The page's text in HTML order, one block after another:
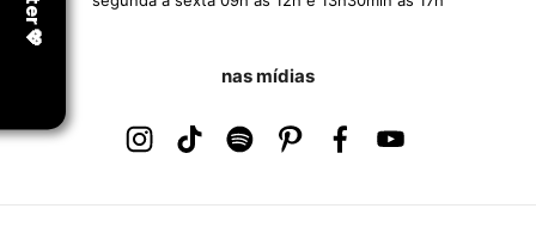
nas mídias